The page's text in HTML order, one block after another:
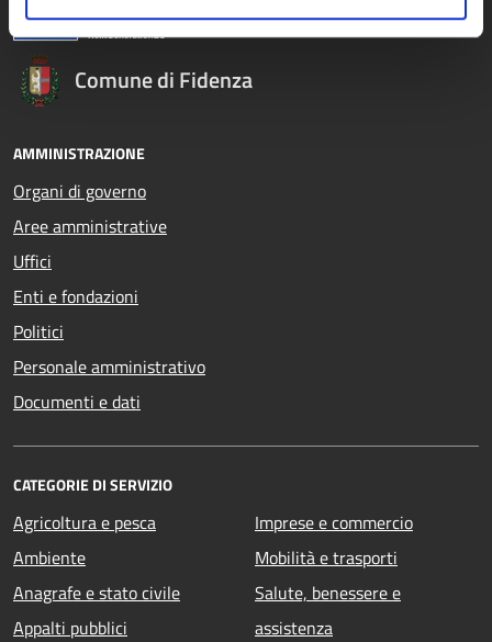
Comune di Fidenza
AMMINISTRAZIONE
Organi di governo
Aree amministrative
Uffici
Enti e fondazioni
Politici
Personale amministrativo
Documenti e dati
CATEGORIE DI SERVIZIO
Agricoltura e pesca
Ambiente
Anagrafe e stato civile
Appalti pubblici
Imprese e commercio
Mobilità e trasporti
Salute, benessere e
assistenza